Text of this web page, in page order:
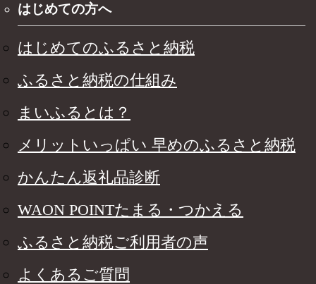
はじめての方へ
はじめてのふるさと納税
ふるさと納税の仕組み
まいふるとは？
メリットいっぱい 早めのふるさと納税
かんたん返礼品診断
WAON POINTたまる・つかえる
ふるさと納税ご利用者の声
よくあるご質問